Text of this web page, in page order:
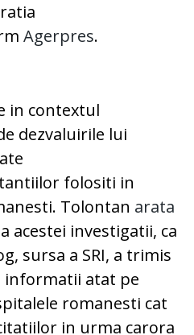
Agerpres.
in contextul
dezvaluirile lui
folositi in
Tolontan arata
acestei investigatii, ca
sursa a SRI, a trimis
atat pe
romanesti cat
in urma carora